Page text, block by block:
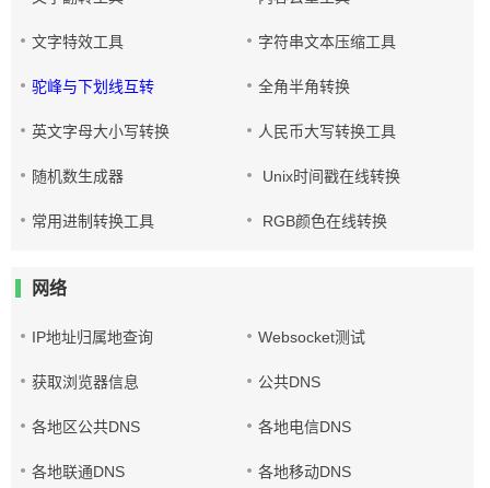
文字特效工具 字符串文本压缩工具
驼峰与下划线互转 全角半角转换
英文字母大小写转换 人民币大写转换工具
随机数生成器 Unix时间戳在线转换
常用进制转换工具 RGB颜色在线转换
网络
IP地址归属地查询 Websocket测试
获取浏览器信息 公共DNS
各地区公共DNS 各地电信DNS
各地联通DNS 各地移动DNS